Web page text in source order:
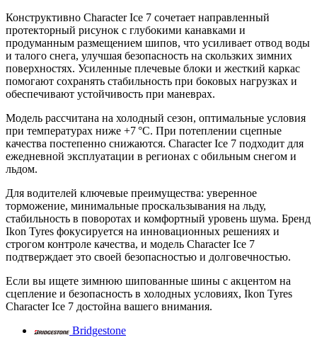
Конструктивно Character Ice 7 сочетает направленный
протекторный рисунок с глубокими канавками и
продуманным размещением шипов, что усиливает отвод воды
и талого снега, улучшая безопасность на скользких зимних
поверхностях. Усиленные плечевые блоки и жесткий каркас
помогают сохранять стабильность при боковых нагрузках и
обеспечивают устойчивость при маневрах.
Модель рассчитана на холодный сезон, оптимальные условия
при температурах ниже +7 °C. При потеплении сцепные
качества постепенно снижаются. Character Ice 7 подходит для
ежедневной эксплуатации в регионах с обильным снегом и
льдом.
Для водителей ключевые преимущества: уверенное
торможение, минимальные проскальзывания на льду,
стабильность в поворотах и комфортный уровень шума. Бренд
Ikon Tyres фокусируется на инновационных решениях и
строгом контроле качества, и модель Character Ice 7
подтверждает это своей безопасностью и долговечностью.
Если вы ищете зимнюю шипованные шины с акцентом на
сцепление и безопасность в холодных условиях, Ikon Tyres
Character Ice 7 достойна вашего внимания.
Bridgestone